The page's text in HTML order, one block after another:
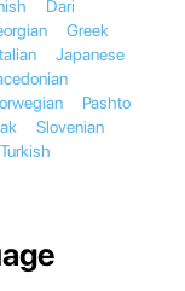
Dari
Greek
Japanese
Pashto
Slovenian
Turkish